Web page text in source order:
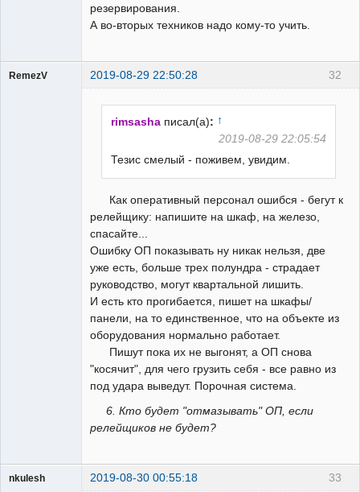
резервирования.
А во-вторых техников надо кому-то учить.
32
RemezV 2019-08-29 22:50:28
rimsasha писал(а): ↑
2019-08-29 22:05:54
Тезис смелый - поживем, увидим.
Как оперативный персонал ошибся - бегут к
релейщику: напишите на шкаф, на железо,
спасайте...
Ошибку ОП показывать ну никак нельзя, две
уже есть, больше трех полундра - страдает
руководство, могут квартальной лишить.
И есть кто прогибается, пишет на шкафы/
панели, на то единственное, что на объекте из
оборудования нормально работает.
Пишут пока их не выгонят, а ОП снова
"косячит", для чего грузить себя - все равно из
под удара выведут. Порочная система.
6. Кто будет "отмазывать" ОП, если
релейщиков не будет?
33
nkulesh 2019-08-30 00:55:18